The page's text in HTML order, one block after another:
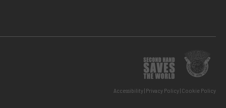
Accessibility Privacy Policy Cookie Policy